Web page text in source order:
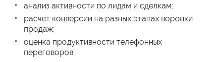
анализ активности по лидам и сделкам;
расчет конверсии на разных этапах воронки
продаж;
оценка продуктивности телефонных
переговоров.